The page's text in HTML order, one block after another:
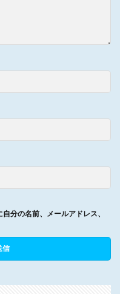
分の名前、メールアドレス、